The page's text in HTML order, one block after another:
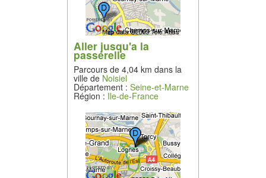
Aller jusqu'a la
passerelle
Parcours de 4,04 km dans la
ville de Noisiel
Département : Seine-et-Marne
Région : Ile-de-France